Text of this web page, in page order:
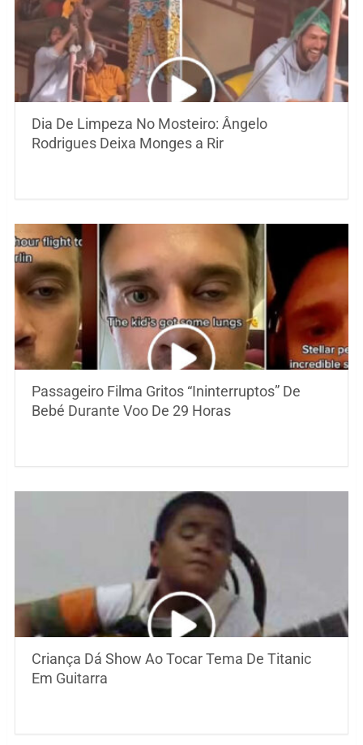
Dia De Limpeza No Mosteiro: Ângelo
Rodrigues Deixa Monges a Rir
Passageiro Filma Gritos “Ininterruptos” De
Bebé Durante Voo De 29 Horas
Criança Dá Show Ao Tocar Tema De Titanic
Em Guitarra